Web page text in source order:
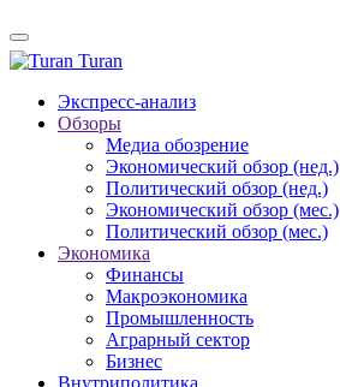
Turan
Экспресс-анализ
Обзоры
Медиа обозрение
Экономический обзор (нед.)
Политический обзор (нед.)
Экономический обзор (мес.)
Политический обзор (мес.)
Экономика
Финансы
Макроэкономика
Промышленность
Аграрный сектор
Бизнес
Внутриполитика